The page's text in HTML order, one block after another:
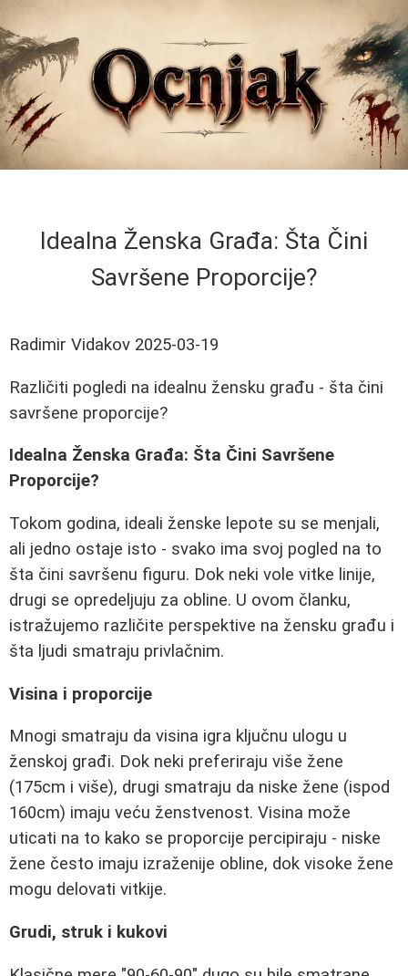
Idealna Ženska Građa: Šta Čini
Savršene Proporcije?
Radimir Vidakov 2025-03-19
Različiti pogledi na idealnu žensku građu - šta čini
savršene proporcije?
Idealna Ženska Građa: Šta Čini Savršene
Proporcije?
Tokom godina, ideali ženske lepote su se menjali,
ali jedno ostaje isto - svako ima svoj pogled na to
šta čini savršenu figuru. Dok neki vole vitke linije,
drugi se opredeljuju za obline. U ovom članku,
istražujemo različite perspektive na žensku građu i
šta ljudi smatraju privlačnim.
Visina i proporcije
Mnogi smatraju da visina igra ključnu ulogu u
ženskoj građi. Dok neki preferiraju više žene
(175cm i više), drugi smatraju da niske žene (ispod
160cm) imaju veću ženstvenost. Visina može
uticati na to kako se proporcije percipiraju - niske
žene često imaju izraženije obline, dok visoke žene
mogu delovati vitkije.
Grudi, struk i kukovi